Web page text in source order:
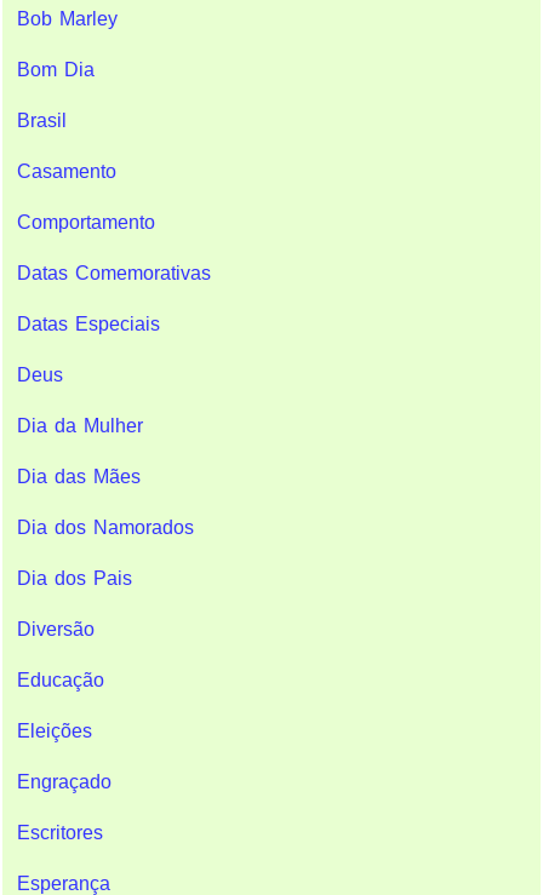
Bob Marley
Bom Dia
Brasil
Casamento
Comportamento
Datas Comemorativas
Datas Especiais
Deus
Dia da Mulher
Dia das Mães
Dia dos Namorados
Dia dos Pais
Diversão
Educação
Eleições
Engraçado
Escritores
Esperança